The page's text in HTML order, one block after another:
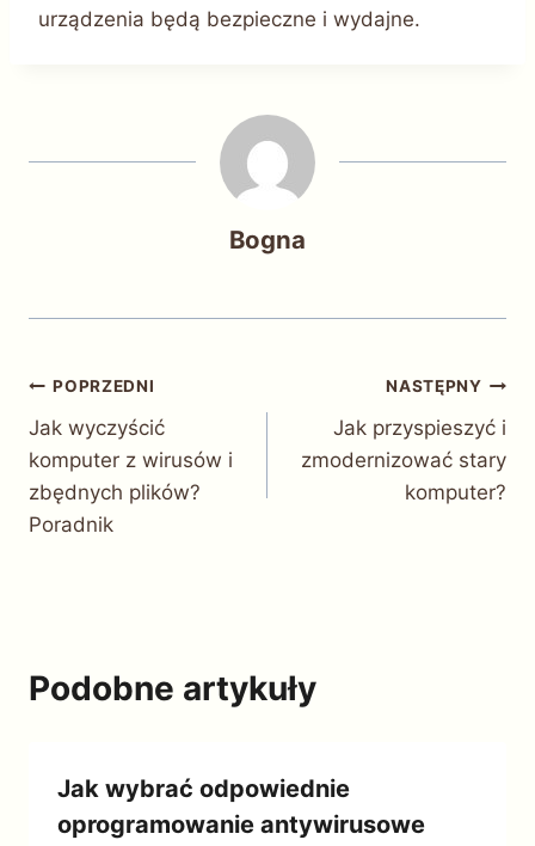
urządzenia będą bezpieczne i wydajne.
Bogna
Nawigacja
wpisu
POPRZEDNI
Jak wyczyścić
komputer z wirusów i
zbędnych plików?
Poradnik
NASTĘPNY
Jak przyspieszyć i
zmodernizować stary
komputer?
Podobne artykuły
Jak wybrać odpowiednie
oprogramowanie antywirusowe